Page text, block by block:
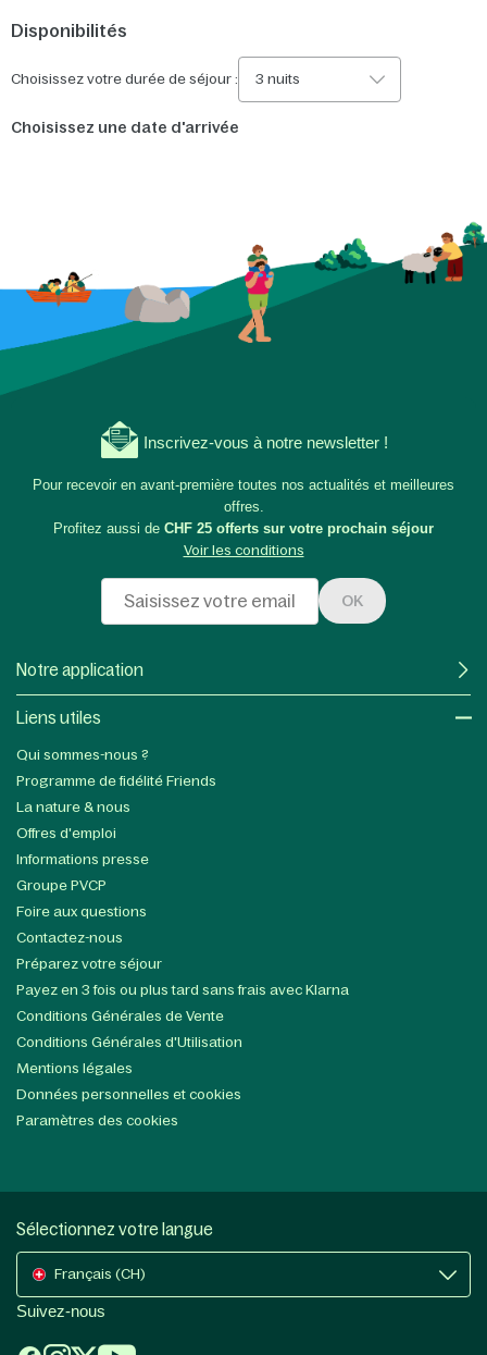
Disponibilités
Choisissez votre durée de séjour : 3 nuits
Choisissez une date d'arrivée
Inscrivez-vous à notre newsletter !
Pour recevoir en avant-première toutes nos actualités et meilleures
offres.
Profitez aussi de CHF 25 offerts sur votre prochain séjour
Voir les conditions
OK
Notre application
Liens utiles​
Qui sommes-nous ?
Programme de fidélité Friends
La nature & nous
Offres d'emploi
Informations presse
Groupe PVCP
Foire aux questions
Contactez-nous
Préparez votre séjour
Payez en 3 fois ou plus tard sans frais avec Klarna
Conditions Générales de Vente
Conditions Générales d'Utilisation
Mentions légales
Données personnelles et cookies
Paramètres des cookies
Sélectionnez votre langue
Français (CH)
Suivez-nous